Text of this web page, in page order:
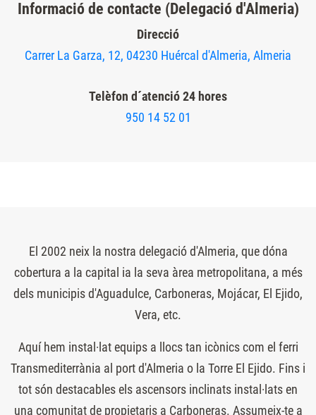
Informació de contacte (Delegació d'Almeria)
Direcció
Carrer La Garza, 12, 04230 Huércal d'Almeria, Almeria
Telèfon d´atenció 24 hores
950 14 52 01
El 2002 neix la nostra delegació d'Almeria, que dóna
cobertura a la capital ia la seva àrea metropolitana, a més
dels municipis d'Aguadulce, Carboneras, Mojácar, El Ejido,
Vera, etc.
Aquí hem instal·lat equips a llocs tan icònics com el ferri
Transmediterrània al port d'Almeria o la Torre El Ejido. Fins i
tot són destacables els ascensors inclinats instal·lats en
una comunitat de propietaris a Carboneras. Assumeix-te a